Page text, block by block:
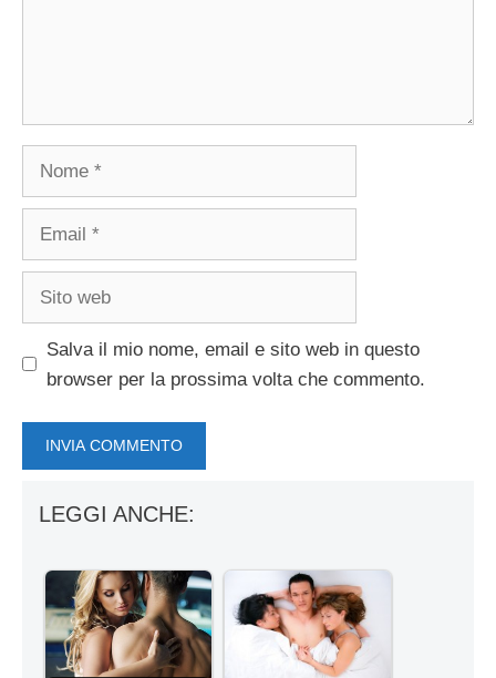
Salva il mio nome, email e sito web in questo
browser per la prossima volta che commento.
LEGGI ANCHE: